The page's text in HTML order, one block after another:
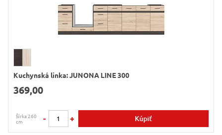
Kuchynská linka: JUNONA LINE 300
369,00
Šírka 260
cm
- + Kúpiť